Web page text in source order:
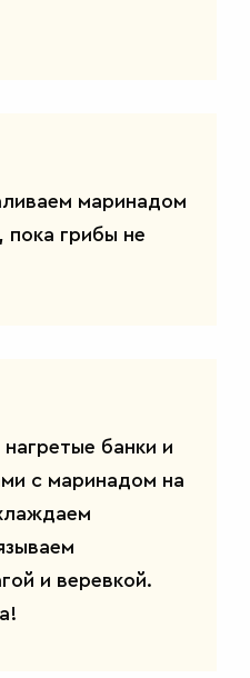
маринадом
пока грибы не
банки и
с маринадом на
и веревкой.